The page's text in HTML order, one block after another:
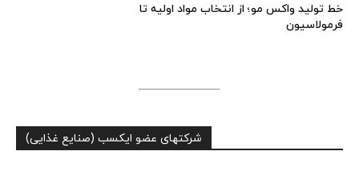
خط تولید واکس مو؛ از انتخاب مواد اولیه تا
فرمولاسیون
شرکتهای عضو ایکسب (صنایع غذایی)